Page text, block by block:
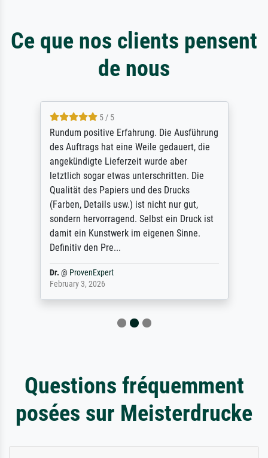
Ce que nos clients pensent
de nous
5 / 5
Rundum positive Erfahrung. Die Ausführung
des Auftrags hat eine Weile gedauert, die
angekündigte Lieferzeit wurde aber
letztlich sogar etwas unterschritten. Die
Qualität des Papiers und des Drucks
(Farben, Details usw.) ist nicht nur gut,
sondern hervorragend. Selbst ein Druck ist
damit ein Kunstwerk im eigenen Sinne.
Definitiv den Pre...
Dr. @ ProvenExpert
February 3, 2026
Questions fréquemment
posées sur Meisterdrucke